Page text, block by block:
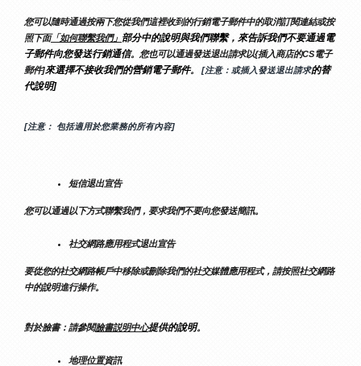
您可以隨時通過按兩下您從我們這裡收到的行銷電子郵件中的取消訂閱連結或按
照下面「如何聯繫我們」 部分中的說明與我們聯繫，來告訴我們不要通過電
子郵件向您發送行銷通信。您也可以通過發送退出請求以{插入商店的CS電子
郵件]來選擇不接收我們的營銷電子郵件。 [注意：或插入發送退出請求的替
代說明]
[注意： 包括適用於您業務的所有內容]
短信退出宣告
您可以通過以下方式聯繫我們，要求我們不要向您發送簡訊。
社交網路應用程式退出宣告
要從您的社交網路帳戶中移除或刪除我們的社交媒體應用程式，請按照社交網路
中的說明進行操作。
對於臉書：請參閱臉書説明中心提供的說明。
地理位置資訊